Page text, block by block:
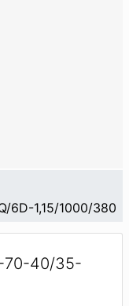
6D-1,15/1000/380
70-40/35-